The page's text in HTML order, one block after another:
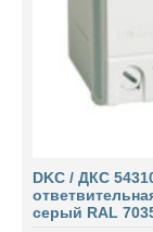
DKC / ДКС
серый RAL